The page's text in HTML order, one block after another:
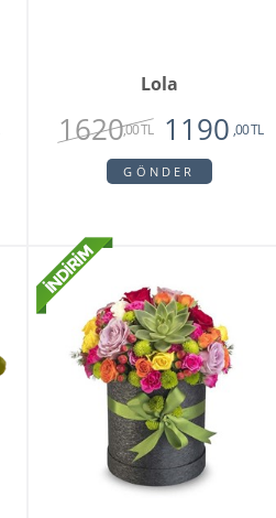
Lola
1620,00 TL 1190 ,00 TL
GÖNDER